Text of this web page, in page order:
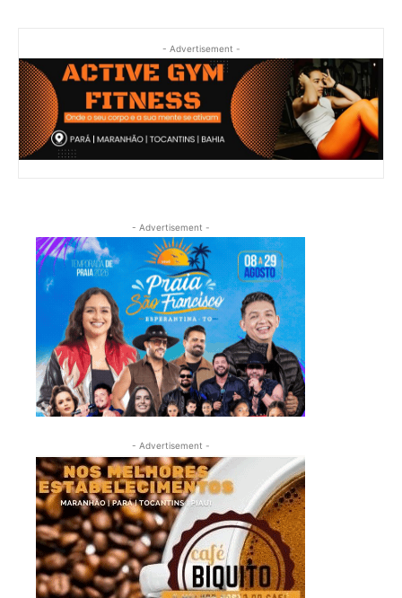
- Advertisement -
- Advertisement -
- Advertisement -